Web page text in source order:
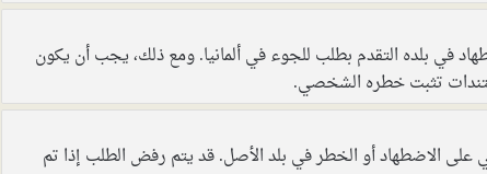
في بلده التقدم بطلب للجوء في ألمانيا. ومع ذلك، يجب أن يكون
تثبت خطره الشخصي.
على الاضطهاد أو الخطر في بلد الأصل. قد يتم رفض الطلب إذا تم